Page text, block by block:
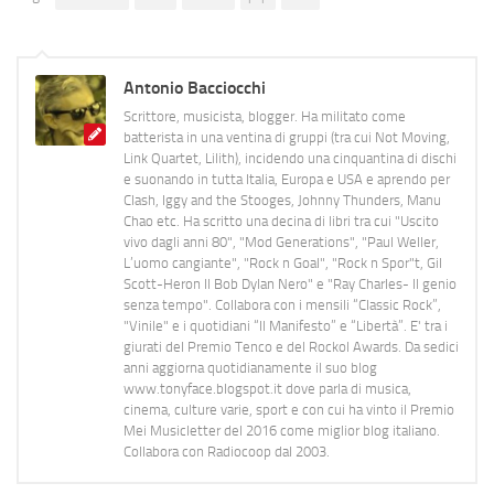
Antonio Bacciocchi
Scrittore, musicista, blogger. Ha militato come
batterista in una ventina di gruppi (tra cui Not Moving,
Link Quartet, Lilith), incidendo una cinquantina di dischi
e suonando in tutta Italia, Europa e USA e aprendo per
Clash, Iggy and the Stooges, Johnny Thunders, Manu
Chao etc. Ha scritto una decina di libri tra cui "Uscito
vivo dagli anni 80", "Mod Generations", "Paul Weller,
L’uomo cangiante", "Rock n Goal", "Rock n Spor"t, Gil
Scott-Heron Il Bob Dylan Nero" e "Ray Charles- Il genio
senza tempo". Collabora con i mensili “Classic Rock”,
"Vinile" e i quotidiani “Il Manifesto” e “Libertà”. E' tra i
giurati del Premio Tenco e del Rockol Awards. Da sedici
anni aggiorna quotidianamente il suo blog
www.tonyface.blogspot.it dove parla di musica,
cinema, culture varie, sport e con cui ha vinto il Premio
Mei Musicletter del 2016 come miglior blog italiano.
Collabora con Radiocoop dal 2003.